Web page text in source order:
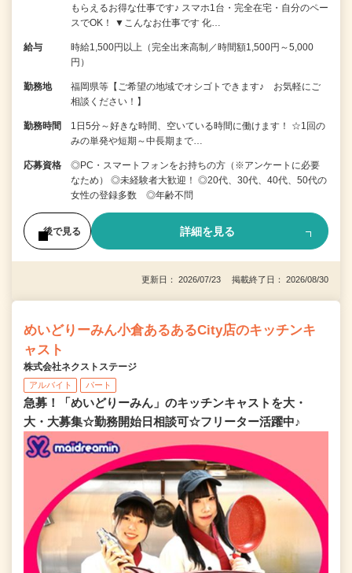
もらえるお得な仕事です♪ スマホ1台・完全在宅・自分のペー
スでOK！ ▼こんなお仕事です 化…
給与
時給1,500円以上（完全出来高制／時間額1,500円～5,000
円）
勤務地
福岡県等【ご希望の地域でオシゴトできます♪ お気軽にご
相談ください！】
勤務時間
1日5分～好きな時間、空いている時間に働けます！ ☆1回の
みの単発や短期～中長期まで…
応募資格
◎PC・スマートフォンをお持ちの方（※アンケートに必要
なため） ◎未経験者大歓迎！ ◎20代、30代、40代、50代の
女性の登録多数 ◎年齢不問
後で見る 詳細を見る
更新日： 2026/07/23 掲載終了日： 2026/08/30
めいどりーみん小倉あるあるCity店のキッチンキ
ャスト
株式会社ネクストステージ
アルバイト パート
急募！「めいどりーみん」のキッチンキャストを大・
大・大募集☆勤務開始日相談可☆フリーター活躍中♪